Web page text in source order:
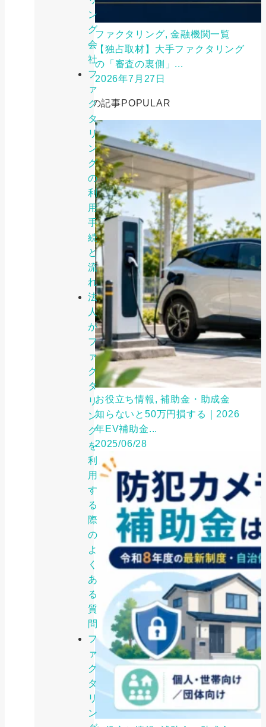
ン
グ
会
社
フ
ァ
ク
タ
リ
ン
グ
の
利
用
手
続
と
流
れ
法
人
が
フ
ァ
ク
タ
リ
ン
グ
を
利
用
す
る
際
の
よ
く
あ
る
質
問
フ
ァ
ク
タ
リ
ン
ファクタリング, 金融機関一覧
【独占取材】大手ファクタリング
の「審査の裏側」...
2026年7月27日
人気の記事POPULAR
お役立ち情報, 補助金・助成金
知らないと50万円損する｜2026
年EV補助金...
2025/06/28